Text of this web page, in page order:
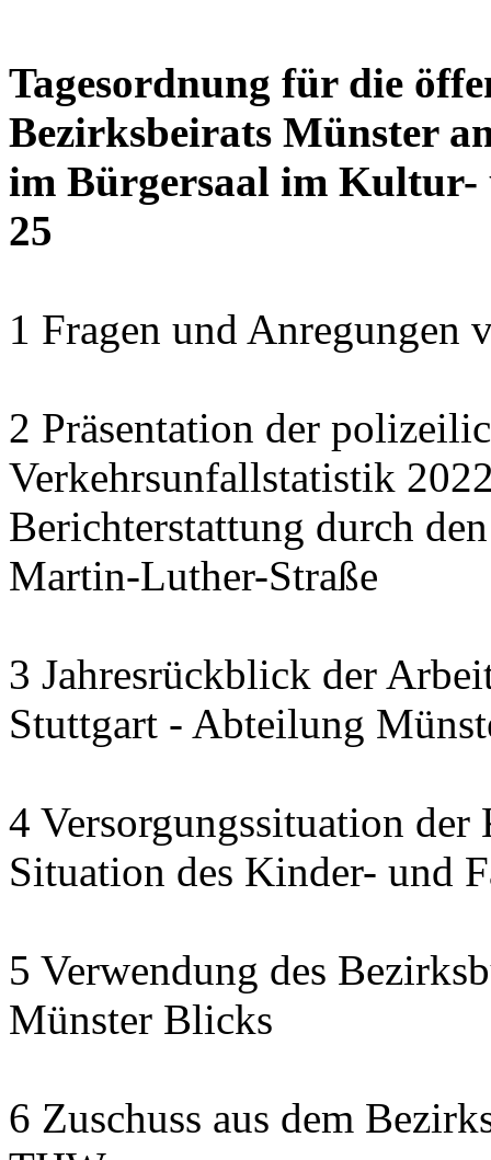
Tagesordnung für die
Bezirksbeirats Münster
im Bürgersaal im Kultur-
25
1 Fragen und Anregungen
2 Präsentation der
Verkehrsunfallstatistik
Berichterstattung durch
Martin-Luther-Straße
3 Jahresrückblick der
Stuttgart - Abteilung
4 Versorgungssituation
Situation des Kinder- und
5 Verwendung des
Münster Blicks
6 Zuschuss aus dem